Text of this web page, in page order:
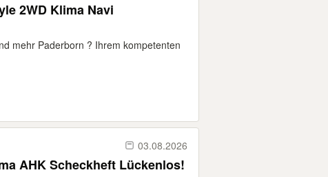
2WD Klima Navi
mehr Paderborn ? Ihrem kompetenten
03.08.2026
AHK Scheckheft Lückenlos!